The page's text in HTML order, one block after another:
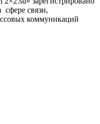
сфере связи,
коммуникаций